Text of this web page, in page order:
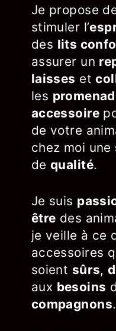
Je propose
stimuler l’
des lits
assurer un
laisses et
les
accessoire
de votre
chez moi une
dequalité.
Je suis
être des
je veille à ce
accessoires
soient sûrs,
aux besoins
compagnons.